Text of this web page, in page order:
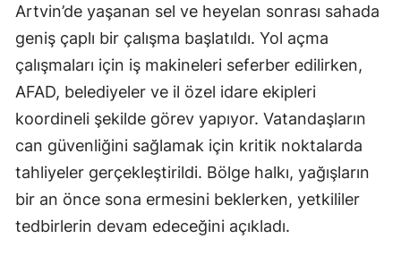
Tekirdağ
Tokat
Trabzon
Tunceli
Şanlıurfa
Uşak
Artvin’de yaşanan sel ve heyelan sonrası sahada
geniş çaplı bir çalışma başlatıldı. Yol açma
çalışmaları için iş makineleri seferber edilirken,
AFAD, belediyeler ve il özel idare ekipleri
koordineli şekilde görev yapıyor. Vatandaşların
can güvenliğini sağlamak için kritik noktalarda
tahliyeler gerçekleştirildi. Bölge halkı, yağışların
bir an önce sona ermesini beklerken, yetkililer
tedbirlerin devam edeceğini açıkladı.